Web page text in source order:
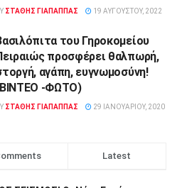
ΣΤΑΘΗΣ ΓΊΑΠΑΠΠΑΣ 19 ΑΥΓΟΎΣΤΟΥ, 2022
του Γηροκομείου
προσφέρει θαλπωρή,
αγάπη, ευγνωμοσύνη!
-ΦΩΤΟ)
ΣΤΑΘΗΣ ΓΊΑΠΑΠΠΑΣ 29 ΙΑΝΟΥΑΡΊΟΥ, 2020
Latest